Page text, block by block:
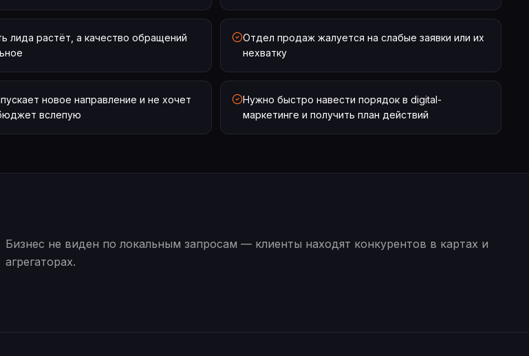
лида растёт, а качество обращений
Отдел продаж жалуется на слабые заявки или их
нехватку
новое направление и не хочет
вслепую
Нужно быстро навести порядок в digital-
маркетинге и получить план действий
Бизнес не виден по локальным запросам — клиенты находят конкурентов в картах и
агрегаторах.